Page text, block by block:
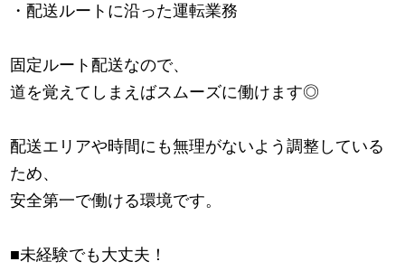
・配送ルートに沿った運転業務
固定ルート配送なので、
道を覚えてしまえばスムーズに働けます◎
配送エリアや時間にも無理がないよう調整している
ため、
安全第一で働ける環境です。
■未経験でも大丈夫！